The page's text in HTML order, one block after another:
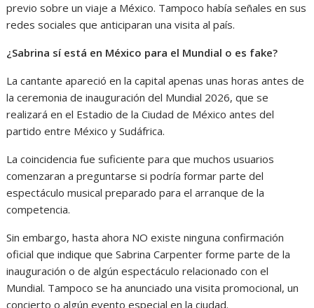
previo sobre un viaje a México. Tampoco había señales en sus
redes sociales que anticiparan una visita al país.
¿Sabrina sí está en México para el Mundial o es fake?
La cantante apareció en la capital apenas unas horas antes de
la ceremonia de inauguración del Mundial 2026, que se
realizará en el Estadio de la Ciudad de México antes del
partido entre México y Sudáfrica.
La coincidencia fue suficiente para que muchos usuarios
comenzaran a preguntarse si podría formar parte del
espectáculo musical preparado para el arranque de la
competencia.
Sin embargo, hasta ahora NO existe ninguna confirmación
oficial que indique que Sabrina Carpenter forme parte de la
inauguración o de algún espectáculo relacionado con el
Mundial. Tampoco se ha anunciado una visita promocional, un
concierto o algún evento especial en la ciudad.